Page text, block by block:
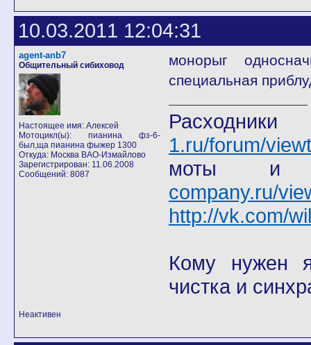
10.03.2011 12:04:31
agent-anb7
Общительный сибиховод
Настоящее имя: Алексей
Мотоцикл(ы): пианина фз-6-
был,ща пианина фыжер 1300
Откуда: Москва ВАО-Измайлово
Зарегистрирован: 11.06.2008
Сообщений: 8087
монорыг
специальная
1.ru/forum/
company.ru/
http://vk.com/
Кому нужен
чистка и
Неактивен